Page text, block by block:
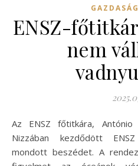
GAZDASÁG
ENSZ-
nem
Az ENSZ főtitkára, António Guterres a franciaországi
Nizzában kezdődött
mondott beszédet. A